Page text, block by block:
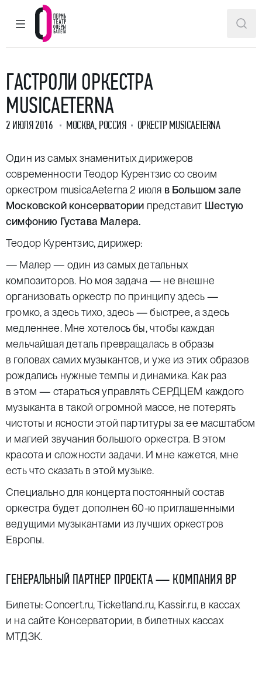
ГЛАВНОЕ МЕНЮ
Пермский театр оперы и балета
ГАСТРОЛИ ОРКЕСТРА
MUSICAETERNA
2 ИЮЛЯ 2016 МОСКВА, РОССИЯ ОРКЕСТР MUSICAETERNA
Один из самых знаменитых дирижеров
современности Теодор Курентзис со своим
оркестром musicaAeterna 2 июля в Большом зале
Московской консерватории представит Шестую
симфонию Густава Малера.
Теодор Курентзис, дирижер:
— Малер — один из самых детальных
композиторов. Но моя задача — не внешне
организовать оркестр по принципу здесь —
громко, а здесь тихо, здесь — быстрее, а здесь
медленнее. Мне хотелось бы, чтобы каждая
мельчайшая деталь превращалась в образы
в головах самих музыкантов, и уже из этих образов
рождались нужные темпы и динамика. Как раз
в этом — стараться управлять СЕРДЦЕМ каждого
музыканта в такой огромной массе, не потерять
чистоты и ясности этой партитуры за ее масштабом
и магией звучания большого оркестра. В этом
красота и сложности задачи. И мне кажется, мне
есть что сказать в этой музыке.
Специально для концерта постоянный состав
оркестра будет дополнен 60-ю приглашенными
ведущими музыкантами из лучших оркестров
Европы.
ГЕНЕРАЛЬНЫЙ ПАРТНЕР ПРОЕКТА — КОМПАНИЯ BP
Билеты:Concert.ru,Ticketland.ru, Kassir.ru, в кассах
и на сайте Консерватории, в билетных кассах
МТДЗК.